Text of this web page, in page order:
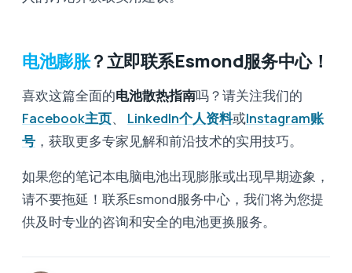
电池膨胀？立即联系Esmond服务中心！
喜欢这篇全面的电池散热指南吗？请关注我们的
Facebook主页、 LinkedIn个人资料或Instagram账
号 ，获取更多专家见解和前沿技术的实用技巧。
如果您的笔记本电脑电池出现膨胀或出现早期迹象，
请不要拖延！联系Esmond服务中心，我们将为您提
供及时专业的咨询和安全的电池更换服务。